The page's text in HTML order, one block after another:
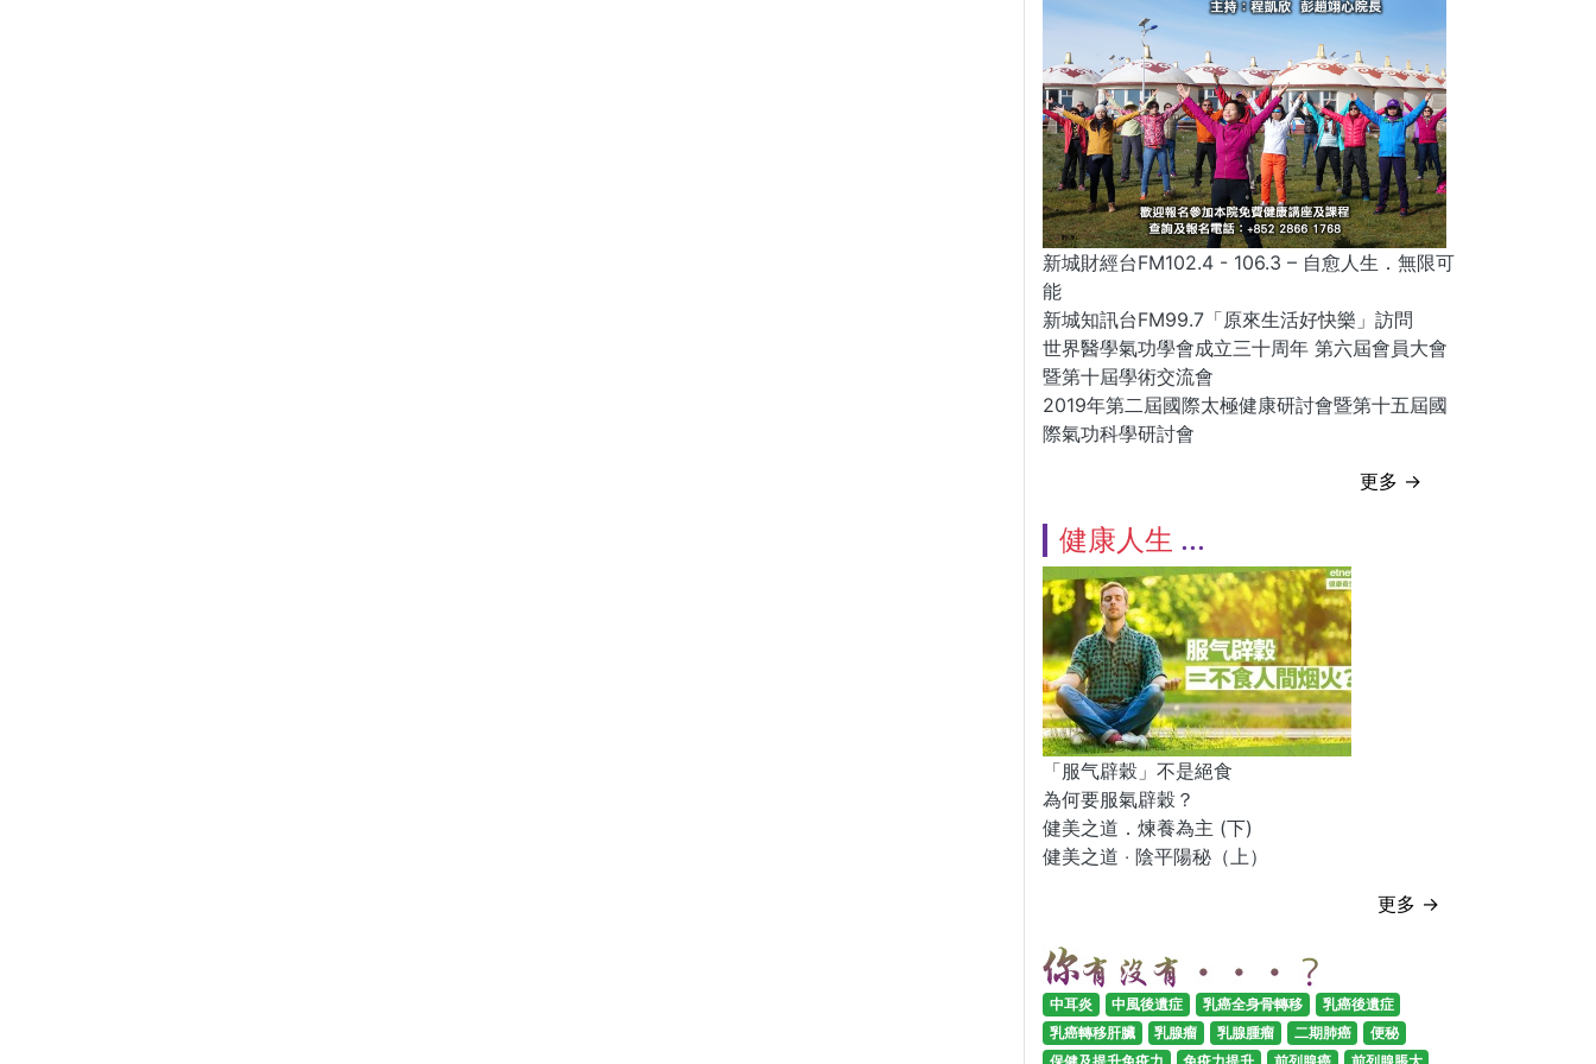
新城財經台FM102.4 - 106.3 – 自愈人生．無限可
能
新城知訊台FM99.7「原來生活好快樂」訪問
世界醫學氣功學會成立三十周年 第六屆會員大會
暨第十屆學術交流會
2019年第二屆國際太極健康研討會暨第十五屆國
際氣功科學研討會
更多 →
健康人生
「服气辟穀」不是絕食
為何要服氣辟穀？
健美之道．煉養為主 (下)
健美之道 ‧ 陰平陽秘（上）
更多 →
中耳炎 中風後遺症 乳癌全身骨轉移
乳癌後遺症
乳癌轉移肝臟
乳腺瘤 乳腺腫瘤 二期肺癌
便秘